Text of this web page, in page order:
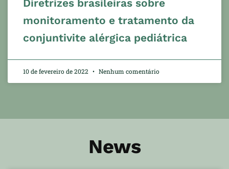
Diretrizes brasileiras sobre
monitoramento e tratamento da
conjuntivite alérgica pediátrica
10 de fevereiro de 2022 Nenhum comentário
News